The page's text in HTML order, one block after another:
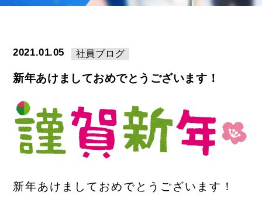
2021.01.05 社員ブログ
新年あけましておめでとうございます！
新年あけましておめでとうございます！